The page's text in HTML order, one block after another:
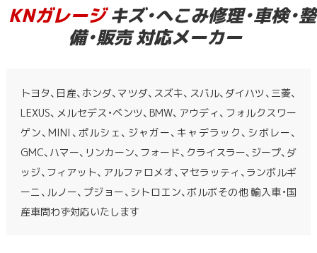
KNガレージキズ・へこみ修理・車検・整
備・販売 対応メーカー
トヨタ、日産、ホンダ、マツダ、スズキ、スバル、ダイハツ、三菱、
LEXUS、メルセデス・ベンツ、BMW、アウディ、フォルクスワー
ゲン、MINI、ポルシェ、ジャガー、キャデラック、シボレー、
GMC、ハマー、リンカーン、フォード、クライスラー、ジープ、ダ
ッジ、フィアット、アルファロメオ、マセラッティ、ランボルギ
ーニ、ルノー、プジョー、シトロエン、ボルボその他 輸入車・国
産車問わず対応いたします